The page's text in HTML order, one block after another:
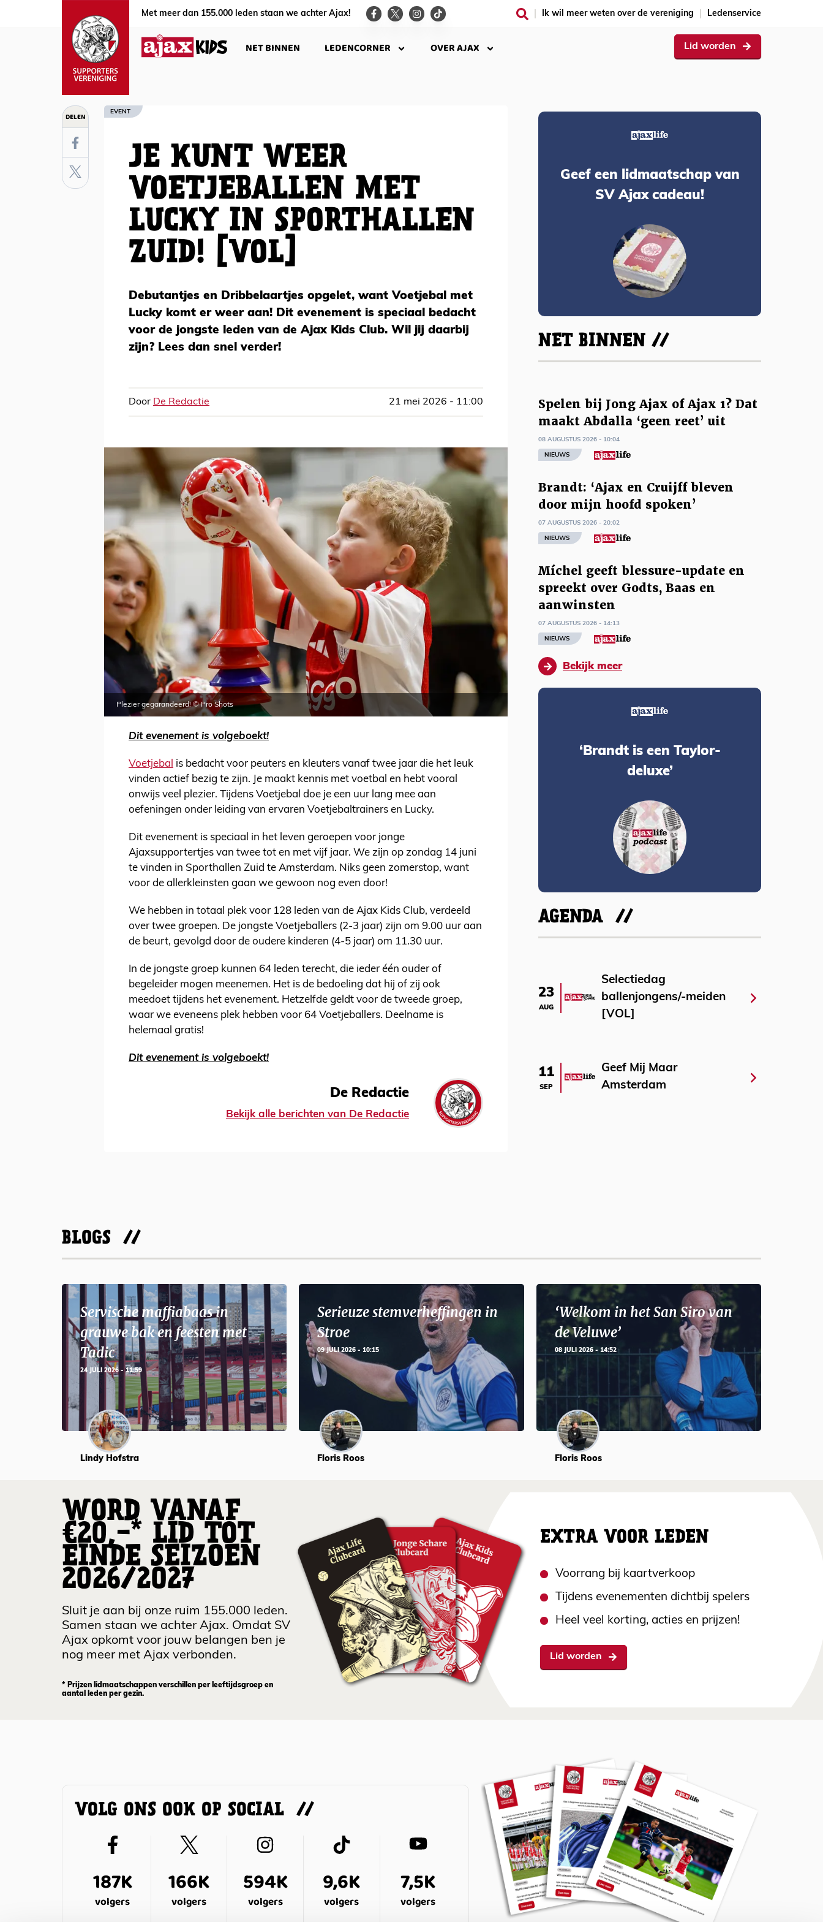
Met meer dan 155.000 leden staan we achter Ajax! Ik wil meer weten over de vereniging Ledenservice
NET BINNEN LEDENCORNER OVER AJAX Lid worden
DELEN EVENT
JE KUNT WEER
VOETJEBALLEN MET
LUCKY IN SPORTHALLEN
ZUID! [VOL]
Debutantjes en Dribbelaartjes opgelet, want Voetjebal met
Lucky komt er weer aan! Dit evenement is speciaal bedacht
voor de jongste leden van de Ajax Kids Club. Wil jij daarbij
zijn? Lees dan snel verder!
Door De Redactie 21 mei 2026 - 11:00
Plezier gegarandeerd! © Pro Shots
Dit evenement is volgeboekt!
Voetjebal is bedacht voor peuters en kleuters vanaf twee jaar die het leuk
vinden actief bezig te zijn. Je maakt kennis met voetbal en hebt vooral
onwijs veel plezier. Tijdens Voetjebal doe je een uur lang mee aan
oefeningen onder leiding van ervaren Voetjebaltrainers en Lucky.
Dit evenement is speciaal in het leven geroepen voor jonge
Ajaxsupportertjes van twee tot en met vijf jaar. We zijn op zondag 14 juni
te vinden in Sporthallen Zuid te Amsterdam. Niks geen zomerstop, want
voor de allerkleinsten gaan we gewoon nog even door!
We hebben in totaal plek voor 128 leden van de Ajax Kids Club, verdeeld
over twee groepen. De jongste Voetjeballers (2-3 jaar) zijn om 9.00 uur aan
de beurt, gevolgd door de oudere kinderen (4-5 jaar) om 11.30 uur.
In de jongste groep kunnen 64 leden terecht, die ieder één ouder of
begeleider mogen meenemen. Het is de bedoeling dat hij of zij ook
meedoet tijdens het evenement. Hetzelfde geldt voor de tweede groep,
waar we eveneens plek hebben voor 64 Voetjeballers. Deelname is
helemaal gratis!
Dit evenement is volgeboekt!
De Redactie
Bekijk alle berichten van De Redactie
Geef een lidmaatschap van
SV Ajax cadeau!
NET BINNEN //
Spelen bij Jong Ajax of Ajax 1? Dat
maakt Abdalla ‘geen reet’ uit
08 AUGUSTUS 2026 - 10:04
NIEUWS
Brandt: ‘Ajax en Cruijff bleven
door mijn hoofd spoken’
07 AUGUSTUS 2026 - 20:02
NIEUWS
Míchel geeft blessure-update en
spreekt over Godts, Baas en
aanwinsten
07 AUGUSTUS 2026 - 14:13
NIEUWS
Bekijk meer
‘Brandt is een Taylor-
deluxe’
AGENDA
23
AUG
Selectiedag
ballenjongens/-meiden
[VOL]
11
SEP
Geef Mij Maar
Amsterdam
BLOGS
Servische maffiabaas in
grauwe bak en feesten met
Tadic
24 JULI 2026 - 11:59
Lindy Hofstra
Serieuze stemverheffingen in
Stroe
09 JULI 2026 - 10:15
Floris Roos
‘Welkom in het San Siro van
de Veluwe’
08 JULI 2026 - 14:52
Floris Roos
WORD VANAF
€20,-* LID TOT
EINDE SEIZOEN
2026/2027
Sluit je aan bij onze ruim 155.000 leden.
Samen staan we achter Ajax. Omdat SV
Ajax opkomt voor jouw belangen ben je
nog meer met Ajax verbonden.
* Prijzen lidmaatschappen verschillen per leeftijdsgroep en
aantal leden per gezin.
EXTRA VOOR LEDEN
Voorrang bij kaartverkoop
Tijdens evenementen dichtbij spelers
Heel veel korting, acties en prijzen!
Lid worden
VOLG ONS OOK OP SOCIAL
187K
volgers
166K
volgers
594K
volgers
9,6K
volgers
7,5K
volgers